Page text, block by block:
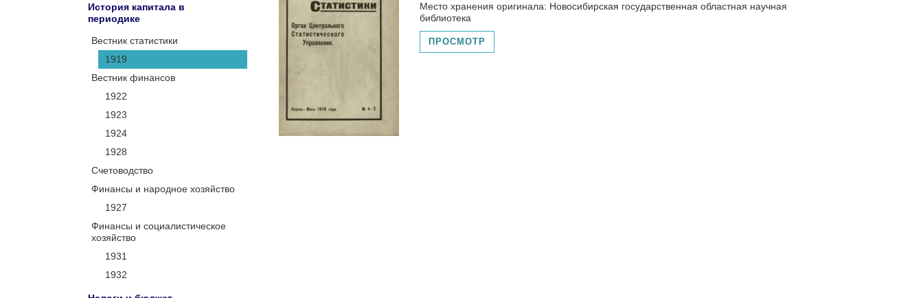
История капитала в
периодике
Вестник статистики
1919
Вестник финансов
1922
1923
1924
1928
Счетоводство
Финансы и народное хозяйство
1927
Финансы и социалистическое
хозяйство
1931
1932
Место хранения оригинала: Новосибирская государственная областная научная
библиотека
ПРОСМОТР